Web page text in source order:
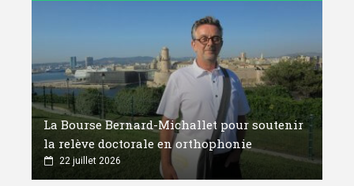
La Bourse Bernard-Michallet pour soutenir
la relève doctorale en orthophonie
22 juillet 2026